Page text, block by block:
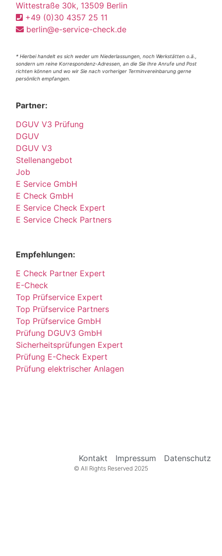
Wittestraße 30k, 13509 Berlin
+49 (0)30 4357 25 11
berlin@e-service-check.de
* Hierbei handelt es sich weder um Niederlassungen, noch Werkstätten o.ä.,
sondern um reine Korrespondenz-Adressen, an die Sie Ihre Anrufe und Post
richten können und wo wir Sie nach vorheriger Terminvereinbarung gerne
persönlich empfangen.
Partner:
DGUV V3 Prüfung
DGUV
DGUV V3
Stellenangebot
Job
E Service GmbH
E Check GmbH
E Service Check Expert
E Service Check Partners
Empfehlungen:
E Check Partner Expert
E-Check
Top Prüfservice Expert
Top Prüfservice Partners
Top Prüfservice GmbH
Prüfung DGUV3 GmbH
Sicherheitsprüfungen Expert
Prüfung E-Check Expert
Prüfung elektrischer Anlagen
Kontakt Impressum Datenschutz
© All Rights Reserved 2025